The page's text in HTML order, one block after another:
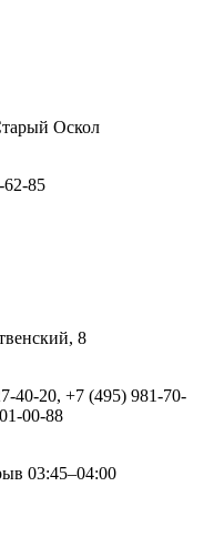
Оскол
62-85
8
40-20, +7 (495) 981-70-
00-88
03:45–04:00